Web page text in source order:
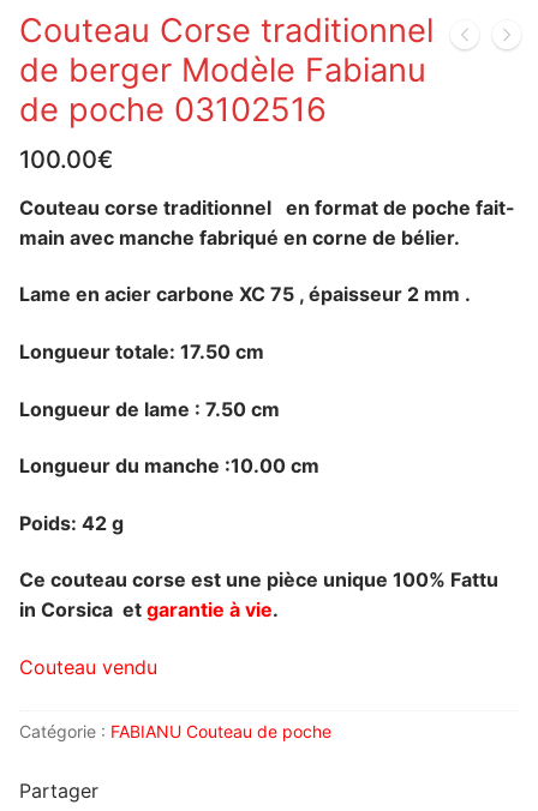
Couteau Corse traditionnel
de berger Modèle Fabianu
de poche 03102516
100.00€
Couteau corse traditionnel en format de poche fait-
main avec manche fabriqué en corne de bélier.
Lame en acier carbone XC 75 , épaisseur 2 mm .
Longueur totale: 17.50 cm
Longueur de lame : 7.50 cm
Longueur du manche :10.00 cm
Poids: 42 g
Ce couteau corse est une pièce unique 100% Fattu
in Corsica et garantie à vie.
Couteau vendu
Catégorie : FABIANU Couteau de poche
Partager